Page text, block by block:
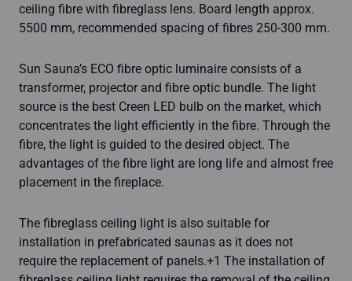
ceiling fibre with fibreglass lens. Board length approx.
5500 mm, recommended spacing of fibres 250-300 mm.
Sun Sauna’s ECO fibre optic luminaire consists of a
transformer, projector and fibre optic bundle. The light
source is the best Creen LED bulb on the market, which
concentrates the light efficiently in the fibre. Through the
fibre, the light is guided to the desired object. The
advantages of the fibre light are long life and almost free
placement in the fireplace.
The fibreglass ceiling light is also suitable for
installation in prefabricated saunas as it does not
require the replacement of panels.+1 The installation of